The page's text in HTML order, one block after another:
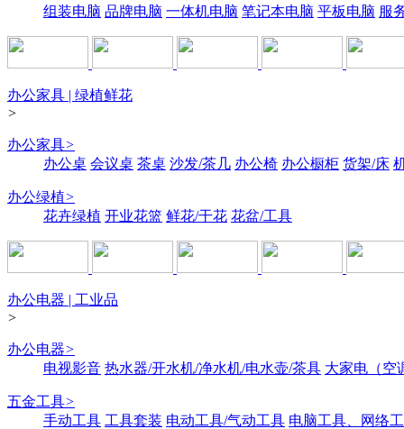
组装电脑 品牌电脑 一体机电脑 笔记本电脑 平板电脑 服
办公家具 | 绿植鲜花
>
办公家具>
办公桌 会议桌 茶桌 沙发/茶几 办公椅 办公橱柜 货架/床
办公绿植>
花卉绿植 开业花篮 鲜花/干花 花盆/工具
办公电器 | 工业品
>
办公电器>
电视影音 热水器/开水机/净水机/电水壶/茶具 大家电（空
五金工具>
手动工具 工具套装 电动工具/气动工具 电脑工具、网络